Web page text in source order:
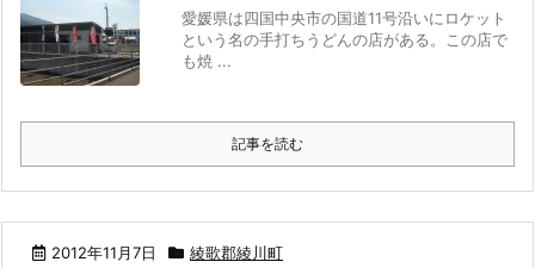
愛媛県は四国中央市の国道11号沿いにロケット
という名の手打ちうどんの店がある。この店で
も焼 ...
記事を読む
2012年11月7日 綾歌郡綾川町